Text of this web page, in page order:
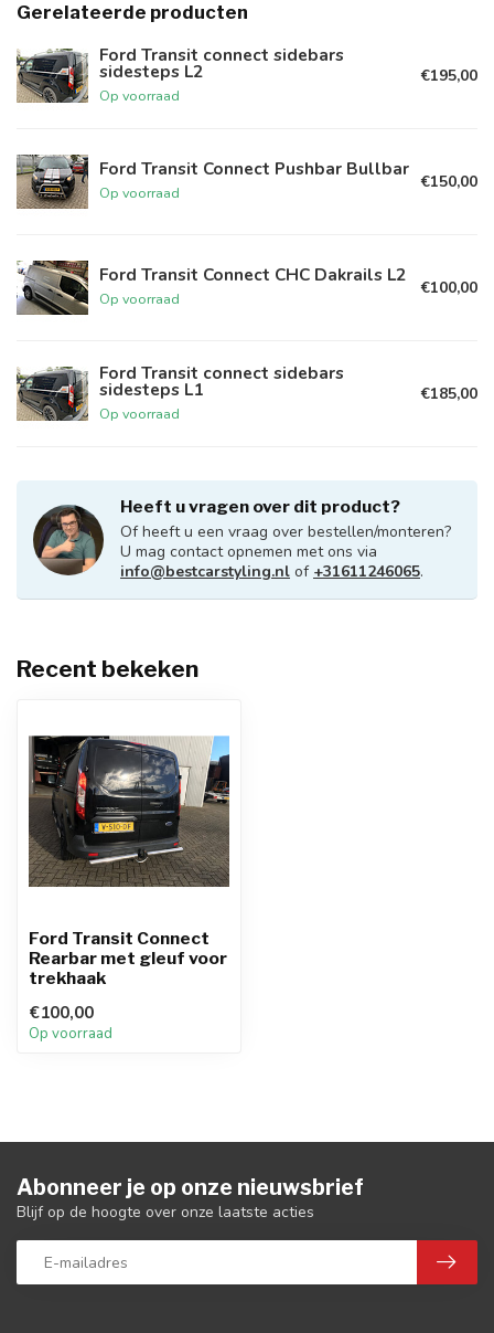
Gerelateerde producten
Ford Transit connect sidebars
sidesteps L2
Op voorraad
€195,00
Ford Transit Connect Pushbar Bullbar
Op voorraad
€150,00
Ford Transit Connect CHC Dakrails L2
Op voorraad
€100,00
Ford Transit connect sidebars
sidesteps L1
Op voorraad
€185,00
Heeft u vragen over dit product?
Of heeft u een vraag over bestellen/monteren?
U mag contact opnemen met ons via
info@bestcarstyling.nl of +31611246065.
Recent bekeken
Ford Transit Connect
Rearbar met gleuf voor
trekhaak
€100,00
Op voorraad
Abonneer je op onze nieuwsbrief
Blijf op de hoogte over onze laatste acties